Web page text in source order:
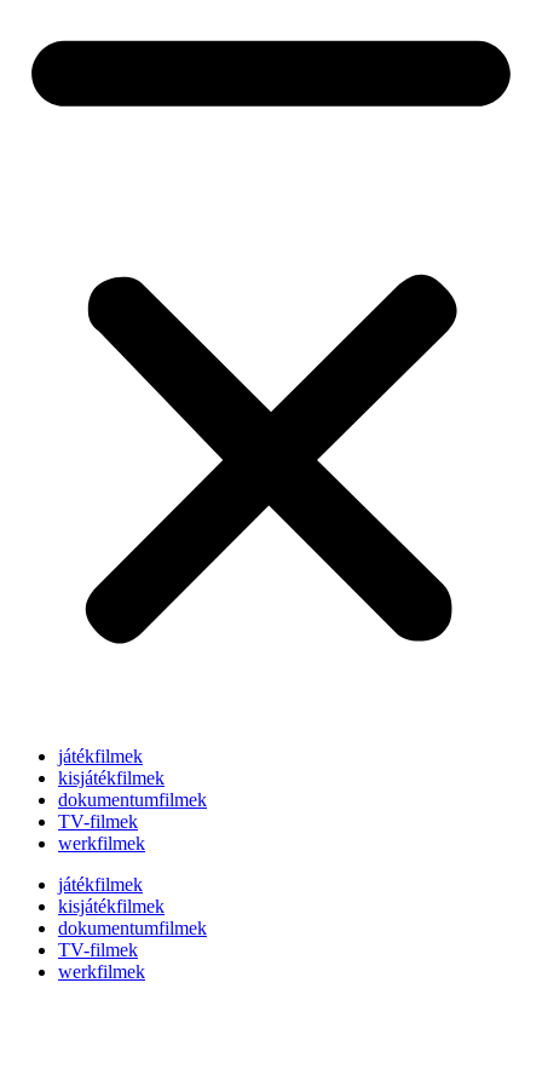
játékfilmek
kisjátékfilmek
dokumentumfilmek
TV-filmek
werkfilmek
játékfilmek
kisjátékfilmek
dokumentumfilmek
TV-filmek
werkfilmek